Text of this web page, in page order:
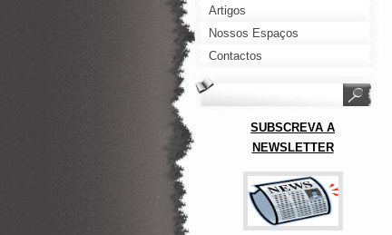
Artigos
Nossos Espaços
Contactos
SUBSCREVA A
NEWSLETTER